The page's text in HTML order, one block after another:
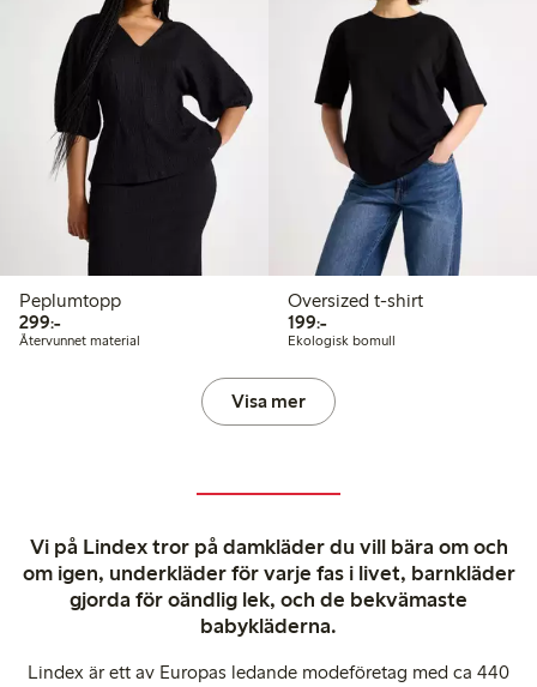
Peplumtopp
299:-299,00 kr
Återvunnet material
Oversized t-shirt
199:-199,00 kr
Ekologisk bomull
Visa mer
Vi på Lindex tror på damkläder du vill bära om och
om igen, underkläder för varje fas i livet, barnkläder
gjorda för oändlig lek, och de bekvämaste
babykläderna.
Lindex är ett av Europas ledande modeföretag med ca 440